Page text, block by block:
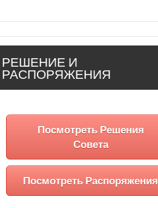
РЕШЕНИЕ И
РАСПОРЯЖЕНИЯ
Посмотреть Решения
Совета
Посмотреть Распоряжения